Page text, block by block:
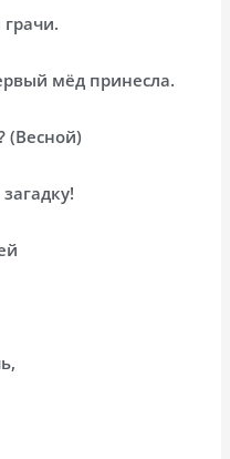
мёд принесла.
(Весной)